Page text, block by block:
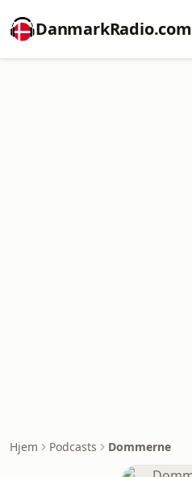
DanmarkRadio.com
Hjem Podcasts Dommerne